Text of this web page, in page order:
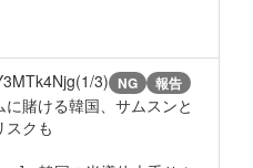
3) NG 報告
賭ける韓国、サムスンと
スクも